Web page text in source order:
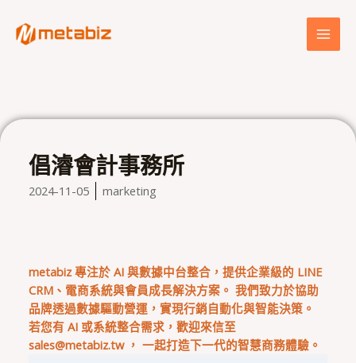
倡濬會計事務所
2024-11-05 marketing
metabiz 專注於 AI 與數據中台整合，提供企業級的 LINE
CRM、電商系統與會員成長解決方案。 我們致力於協助
品牌透過數據驅動營運，實現行銷自動化與智能決策。
若您有 AI 或系統整合需求，歡迎來信至
sales@metabiz.tw， 一起打造下一代的智慧商務體驗。